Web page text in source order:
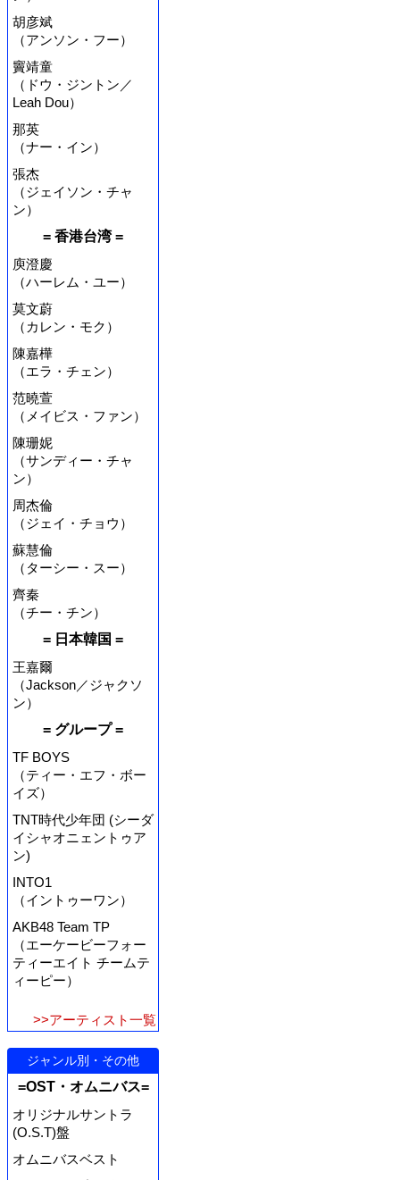
胡彦斌
（アンソン・フー）
竇靖童
（ドウ・ジントン／
Leah Dou）
那英
（ナー・イン）
張杰
（ジェイソン・チャ
ン）
= 香港台湾 =
庾澄慶
（ハーレム・ユー）
莫文蔚
（カレン・モク）
陳嘉樺
（エラ・チェン）
范曉萱
（メイビス・ファン）
陳珊妮
（サンディー・チャ
ン）
周杰倫
（ジェイ・チョウ）
蘇慧倫
（ターシー・スー）
齊秦
（チー・チン）
= 日本韓国 =
王嘉爾
（Jackson／ジャクソ
ン）
= グループ =
TF BOYS
（ティー・エフ・ボー
イズ）
TNT時代少年団 (シーダ
イシャオニェントゥア
ン)
INTO1
（イントゥーワン）
AKB48 Team TP
（エーケービーフォー
ティーエイト チームテ
ィーピー）
>>アーティスト一覧
ジャンル別・その他
=OST・オムニバス=
オリジナルサントラ
(O.S.T)盤
オムニバスベスト